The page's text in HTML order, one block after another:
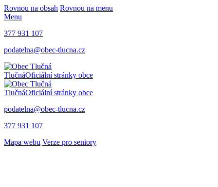
Rovnou na obsah Rovnou na menu
Menu
377 931 107
podatelna@obec-tlucna.cz
TlučnáOficiální stránky obce
TlučnáOficiální stránky obce
podatelna@obec-tlucna.cz
377 931 107
Mapa webu Verze pro seniory